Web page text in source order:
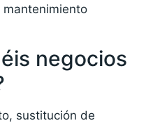
negocios
sustitución de